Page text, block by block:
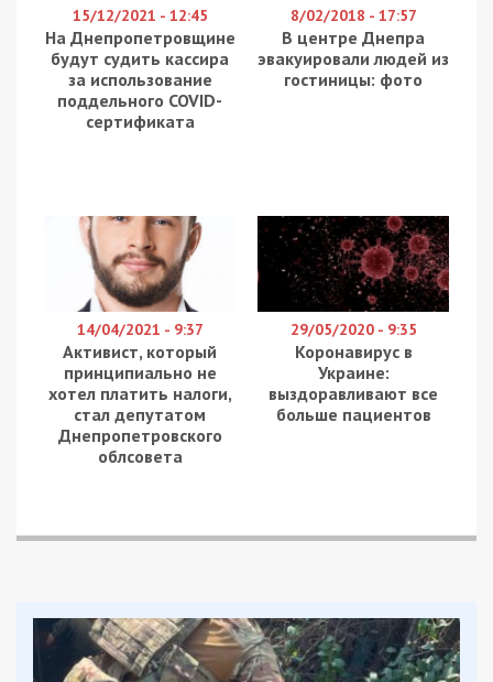
Отец второклассника Александр рассказывает,
что у школы есть собственная котельная,
которая до этого всегда обеспечивала тепло, но
она пока не работает. Прямо во дворе вырыли
котлован, якобы для тепловых сетей. Но в нем
положили плиты и всё – больше никаких работ не
велось. Когда будет тепло? Ну, судя по тому что я
вижу, тепло будет не скоро. Сейчас уже начинаются
морозы, холода – как дети будут учиться? Это будут
опять каникулы или мы будем планы по аптекам, по
лекарствам выполнять? – рассказал Александр, отец
ученика школы.
Татьяна, мать ученика 82 школы, рассказала, что
директор обещала расформировать классы, где
родители высказывают свое недовольство
сложившейся ситуацией.
что расформирует класс тех, кто недоволен
Татьяна.